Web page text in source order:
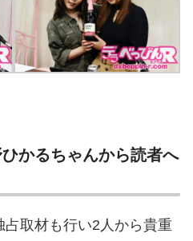
かるちゃんから読者へ
取材も行い2人から貴重